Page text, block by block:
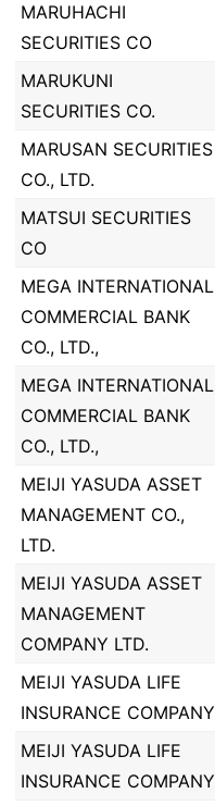
MARUHACHI
SECURITIES CO
MARUKUNI
SECURITIES CO.
MARUSAN SECURITIES
CO., LTD.
MATSUI SECURITIES
CO
MEGA INTERNATIONAL
COMMERCIAL BANK
CO., LTD.,
MEGA INTERNATIONAL
COMMERCIAL BANK
CO., LTD.,
MEIJI YASUDA ASSET
MANAGEMENT CO.,
LTD.
MEIJI YASUDA ASSET
MANAGEMENT
COMPANY LTD.
MEIJI YASUDA LIFE
INSURANCE COMPANY
MEIJI YASUDA LIFE
INSURANCE COMPANY